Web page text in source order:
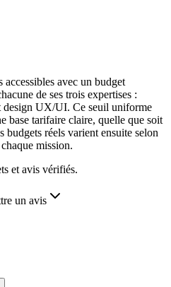
accessibles avec un budget
de ses trois expertises :
design UX/UI. Ce seuil uniforme
base tarifaire claire, quelle que soit
budgets réels varient ensuite selon
mission.
et avis vérifiés.
un avis